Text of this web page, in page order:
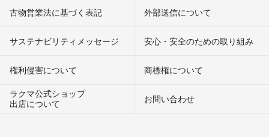
古物営業法に基づく表記 外部送信について
サステナビリティメッセージ 安心・安全のための取り組み
権利侵害について
商標権について
ラクマ公式ショップ
出店について
お問い合わせ